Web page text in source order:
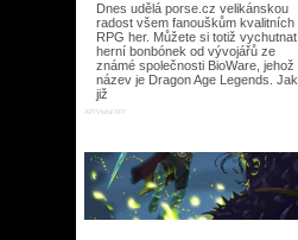
Dnes udělá porse.cz velikánskou
radost všem fanouškům kvalitních
RPG her. Můžete si totiž vychutnat
herní bonbónek od vývojářů ze
známé společnosti BioWare, jehož
název je Dragon Age Legends. Jak
již
XP/Vista/XP/